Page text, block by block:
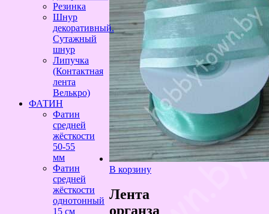
В корзину
Лента
органза
Резинка
Шнур
декоративный.
Сутажный
шнур
Липучка
(Контактная
лента
Велькро)
ФАТИН
Фатин
средней
жёсткости
50-55
мм
Фатин
средней
жёсткости
однотонный
15 см